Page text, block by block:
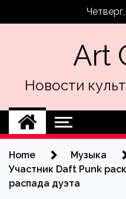
Art
Новости
Home
Музыка
Участник Daft Punk
распада дуэта